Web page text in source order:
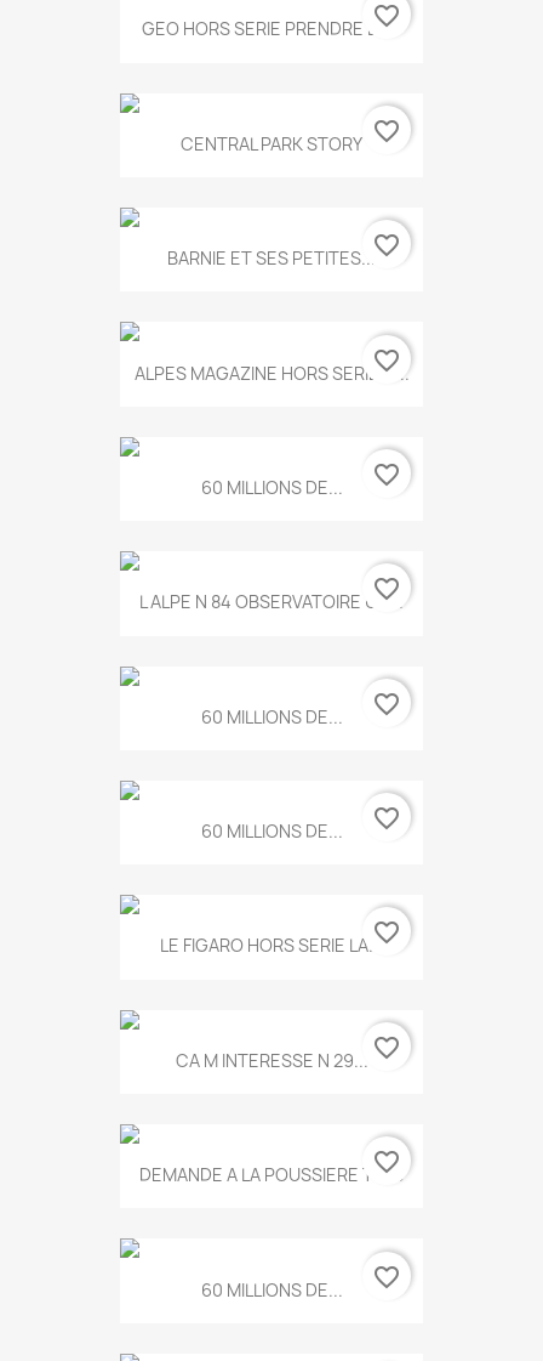
GEO HORS SERIE PRENDRE LE...
favorite_border
CENTRAL PARK STORY favorite_border
BARNIE ET SES PETITES...favorite_border
ALPES MAGAZINE HORS SERIE N...
favorite_border
60 MILLIONS DE... favorite_border
L ALPE N 84 OBSERVATOIRE UN...
favorite_border
60 MILLIONS DE... favorite_border
60 MILLIONS DE... favorite_border
LE FIGARO HORS SERIE LA...favorite_border
CA M INTERESSE N 29... favorite_border
DEMANDE A LA POUSSIERE T.778
favorite_border
60 MILLIONS DE... favorite_border